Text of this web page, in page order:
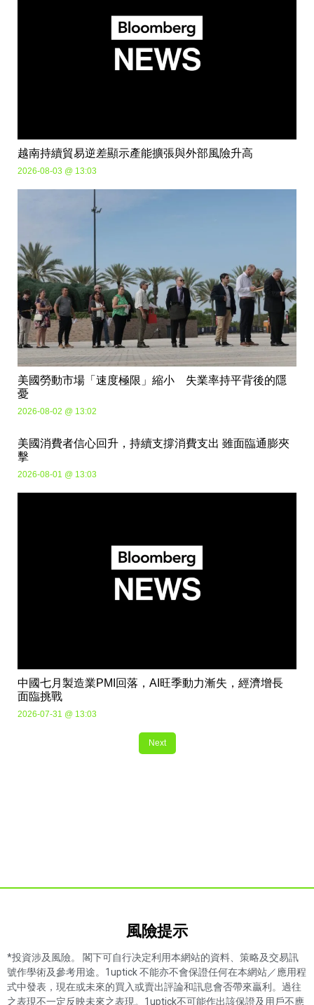
越南持續貿易逆差顯示產能擴張與外部風險升高
2026-08-03 @ 13:03
美國勞動市場「速度極限」縮小 失業率持平背後的隱
憂
2026-08-02 @ 13:02
美國消費者信心回升，持續支撐消費支出 雖面臨通膨夾
擊
2026-08-01 @ 13:03
中國七月製造業PMI回落，AI旺季動力漸失，經濟增長
面臨挑戰
2026-07-31 @ 13:03
Next
風險提示​
*投資涉及風險。 閣下可自行决定利用本網站的資料、策略及交易訊
號作學術及參考用途。1uptick 不能亦不會保證任何在本網站／應用程
式中發表，現在或未來的買入或賣出評論和訊息會否帶來贏利。過往
之表現不一定反映未來之表現。1uptick不可能作出該保證及用戶不應